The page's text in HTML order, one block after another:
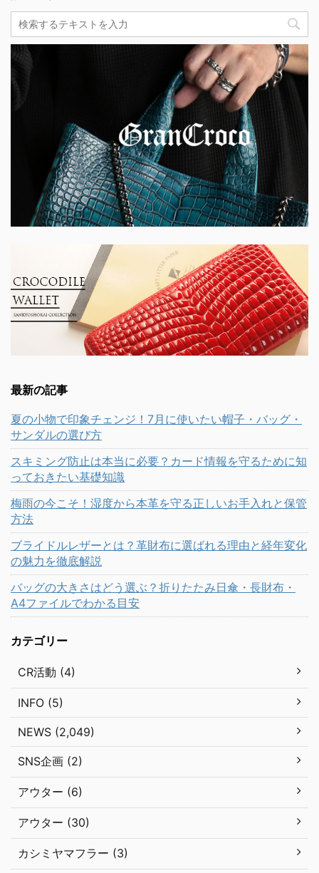
最新の記事
夏の小物で印象チェンジ！7月に使いたい帽子・バッグ・
サンダルの選び方
スキミング防止は本当に必要？カード情報を守るために知
っておきたい基礎知識
梅雨の今こそ！湿度から本革を守る正しいお手入れと保管
方法
ブライドルレザーとは？革財布に選ばれる理由と経年変化
の魅力を徹底解説
バッグの大きさはどう選ぶ？折りたたみ日傘・長財布・
A4ファイルでわかる目安
カテゴリー
CR活動 (4)
INFO (5)
NEWS (2,049)
SNS企画 (2)
アウター (6)
アウター (30)
カシミヤマフラー (3)